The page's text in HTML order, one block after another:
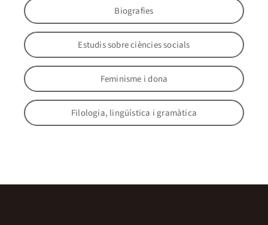
Biografies
Estudis sobre ciències socials
Feminisme i dona
Filologia, lingüística i gramàtica